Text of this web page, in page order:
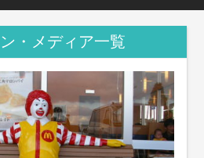
・メディア一覧